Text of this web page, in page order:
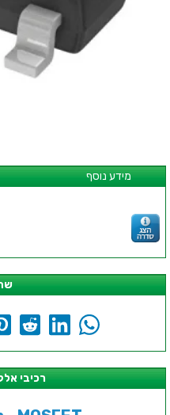
מידע נוסף
רכיבי